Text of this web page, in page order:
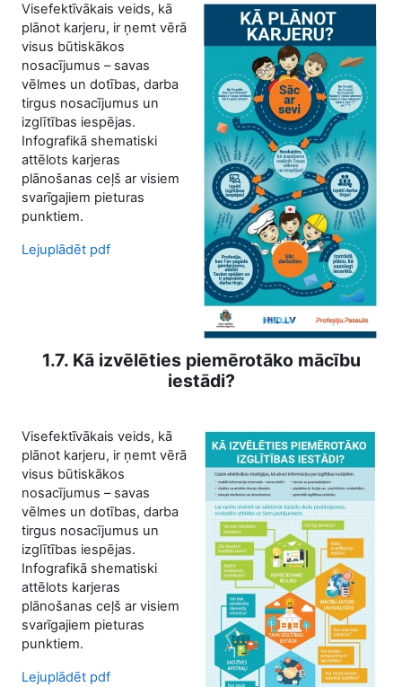
Visefektīvākais veids, kā
plānot karjeru, ir ņemt vērā
visus būtiskākos
nosacījumus – savas
vēlmes un dotības, darba
tirgus nosacījumus un
izglītības iespējas.
Infografikā shematiski
attēlots karjeras
plānošanas ceļš ar visiem
svarīgajiem pieturas
punktiem.
Lejuplādēt pdf
1.7. Kā izvēlēties piemērotāko mācību
iestādi?
Visefektīvākais veids, kā
plānot karjeru, ir ņemt vērā
visus būtiskākos
nosacījumus – savas
vēlmes un dotības, darba
tirgus nosacījumus un
izglītības iespējas.
Infografikā shematiski
attēlots karjeras
plānošanas ceļš ar visiem
svarīgajiem pieturas
punktiem.
Lejuplādēt pdf